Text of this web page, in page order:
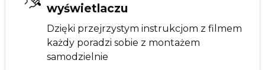
wyświetlaczu
Dzięki przejrzystym instrukcjom z filmem
każdy poradzi sobie z montażem
samodzielnie